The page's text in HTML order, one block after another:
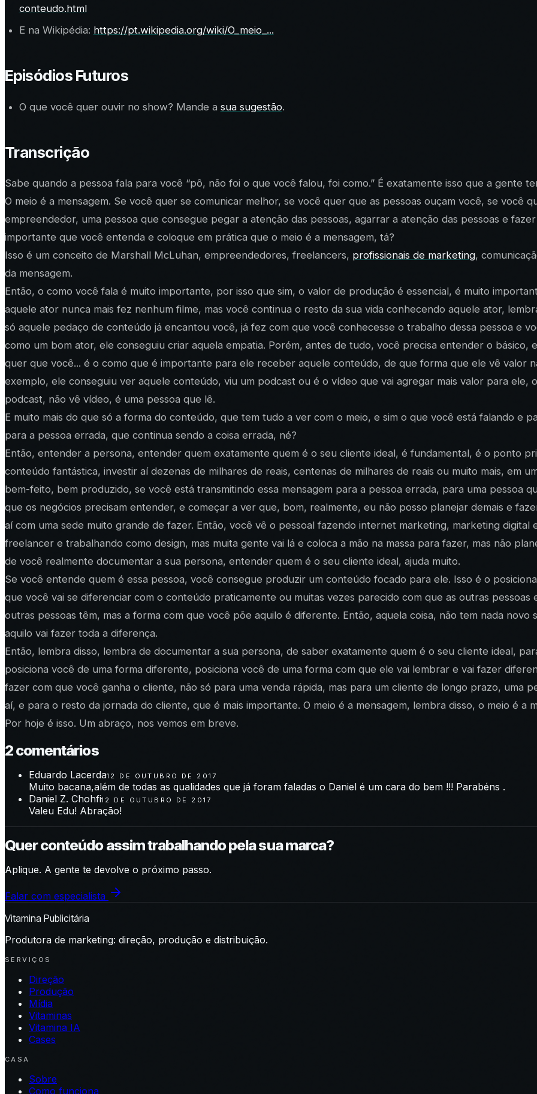
conteudo.html
E na Wikipédia: https://pt.wikipedia.org/wiki/O_meio_...
Episódios Futuros
O que você quer ouvir no show? Mande a sua sugestão.
Transcrição
Sabe quando a pessoa fala para você “pô, não foi o que você falou, foi como.” É exatamente isso que a gente
O meio é a mensagem. Se você quer se comunicar melhor, se você quer que as pessoas ouçam você, se você
empreendedor, uma pessoa que consegue pegar a atenção das pessoas, agarrar a atenção das pessoas e
importante que você entenda e coloque em prática que o meio é a mensagem, tá?
Isso é um conceito de Marshall McLuhan, empreendedores, freelancers, profissionais de marketing,
da mensagem.
Então, o como você fala é muito importante, por isso que sim, o valor de produção é essencial, é muito
aquele ator nunca mais fez nenhum filme, mas você continua o resto da sua vida conhecendo aquele ator,
só aquele pedaço de conteúdo já encantou você, já fez com que você conhecesse o trabalho dessa pessoa e
como um bom ator, ele conseguiu criar aquela empatia. Porém, antes de tudo, você precisa entender o
quer que você... é o como que é importante para ele receber aquele conteúdo, de que forma que ele vê valor
exemplo, ele conseguiu ver aquele conteúdo, viu um podcast ou é o vídeo que vai agregar mais valor para
podcast, não vê vídeo, é uma pessoa que lê.
E muito mais do que só a forma do conteúdo, que tem tudo a ver com o meio, e sim o que você está falando e
para a pessoa errada, que continua sendo a coisa errada, né?
Então, entender a persona, entender quem exatamente quem é o seu cliente ideal, é fundamental, é o ponto
conteúdo fantástica, investir aí dezenas de milhares de reais, centenas de milhares de reais ou muito mais, em
bem-feito, bem produzido, se você está transmitindo essa mensagem para a pessoa errada, para uma pessoa
que os negócios precisam entender, e começar a ver que, bom, realmente, eu não posso planejar demais e
aí com uma sede muito grande de fazer. Então, você vê o pessoal fazendo internet marketing, marketing
freelancer e trabalhando como design, mas muita gente vai lá e coloca a mão na massa para fazer, mas não
de você realmente documentar a sua persona, entender quem é o seu cliente ideal, ajuda muito.
Se você entende quem é essa pessoa, você consegue produzir um conteúdo focado para ele. Isso é o
que você vai se diferenciar com o conteúdo praticamente ou muitas vezes parecido com que as outras pessoas
outras pessoas têm, mas a forma com que você põe aquilo é diferente. Então, aquela coisa, não tem nada
aquilo vai fazer toda a diferença.
Então, lembra disso, lembra de documentar a sua persona, de saber exatamente quem é o seu cliente ideal,
posiciona você de uma forma diferente, posiciona você de uma forma com que ele vai lembrar e vai fazer
fazer com que você ganha o cliente, não só para uma venda rápida, mas para um cliente de longo prazo, uma
aí, e para o resto da jornada do cliente, que é mais importante. O meio é a mensagem, lembra disso, o meio é a
Por hoje é isso. Um abraço, nos vemos em breve.
2comentários
Eduardo Lacerda12 DE OUTUBRO DE 2017
Muito bacana,além de todas as qualidades que já foram faladas o Daniel é um cara do bem !!! Parabéns .
Daniel Z. Chohfi12 DE OUTUBRO DE 2017
Valeu Edu! Abração!
Quer conteúdo assim trabalhando pela sua marca?
Aplique. A gente te devolve o próximo passo.
Falar com especialista
Vitamina Publicitária
Produtora de marketing: direção, produção e distribuição.
SERVIÇOS
Direção
Produção
Mídia
Vitaminas
Vitamina IA
Cases
CASA
Sobre
Como funciona